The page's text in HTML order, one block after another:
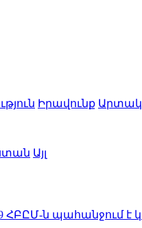
Իրավունք
Այլ
է կասեցնել